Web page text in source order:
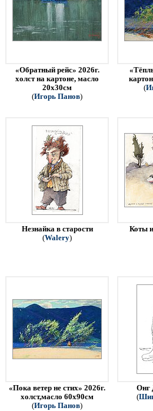
«Обратный рейс» 2026г.
холст на картоне, масло
20х30см
(Игорь Панов)
(
Незнайка в старости
(Walery)
Коты
«Пока ветер не стих» 2026г.
холст,масло 60х90см
(Игорь Панов)
Онг
(